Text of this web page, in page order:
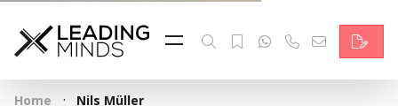
Feed & News
Reading Minds
Home · Nils Müller